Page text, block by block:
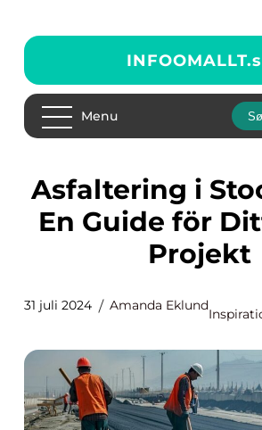
INFOOMALLT.
Menu
Asfaltering i Stockholm:
En Guide för
Projekt
31 juli 2024 Amanda Eklund